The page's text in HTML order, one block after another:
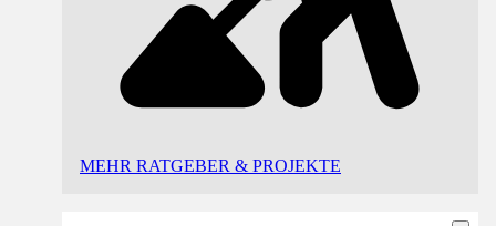
MEHR RATGEBER & PROJEKTE